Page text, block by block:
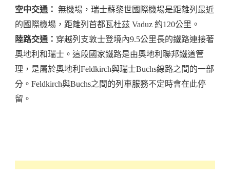
空中交通： 無機場，瑞士蘇黎世國際機場是距離列最近
的國際機場，距離列首都瓦杜茲 Vaduz 約120公里。
陸路交通： 穿越列支敦士登境內9.5公里長的鐵路連接著
奧地利和瑞士。這段國家鐵路是由奧地利聯邦鐵道管
理，是屬於奧地利Feldkirch與瑞士Buchs線路之間的一部
分。Feldkirch與Buchs之間的列車服務不定時會在此停
留。